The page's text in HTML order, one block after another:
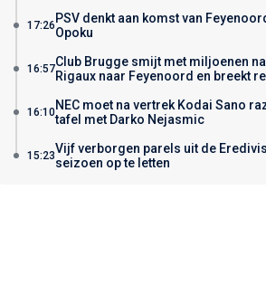
17:26 PSV denkt aan komst van
Opoku
16:57Club Brugge smijt met miljoenen
Rigaux naar Feyenoord en breekt
16:10NEC moet na vertrek Kodai Sano
tafel met Darko Nejasmic
15:23Vijf verborgen parels uit de
seizoen op te letten